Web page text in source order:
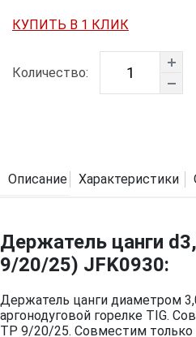
КУПИТЬ В 1 КЛИК
Количество:
Описание Характеристики
Держатель цанги
9/20/25) JFK0930:
Держатель цанги диаметром
аргонодуговой горелке TIG.
TP 9/20/25. Совместим